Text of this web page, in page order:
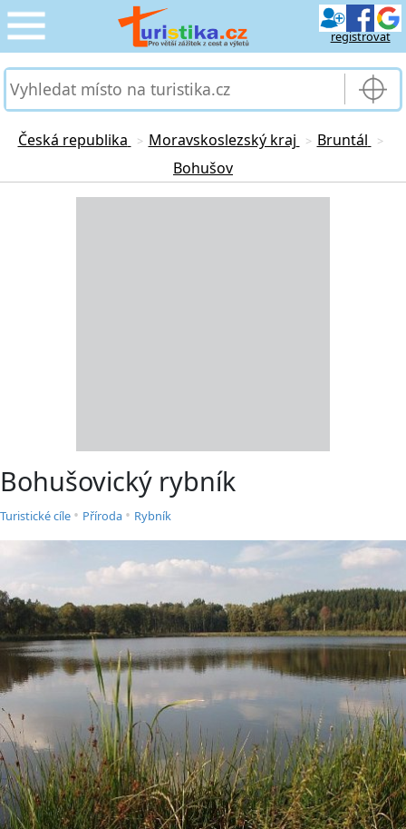
registrovat
CESTOVÁNÍ
SLUŽBY & DOPRAVA
Česká republika > Moravskoslezský kraj > Bruntál >
Bohušov
Bohušovický rybník
Turistické cíle • Příroda • Rybník